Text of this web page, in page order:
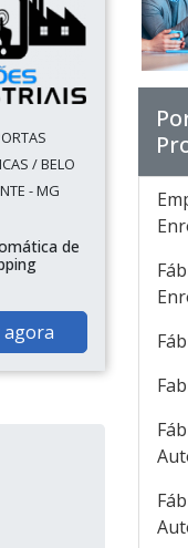
/ BELO
- MG
de